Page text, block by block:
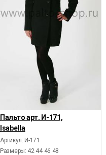
Пальто арт. И-171,
Isabella
Артикул: И-171
Размеры: 42 44 46 48